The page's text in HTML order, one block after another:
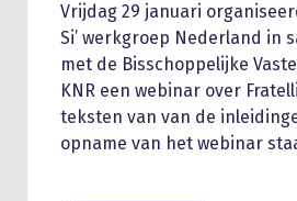
Vrijdag 29 januari
Si’ werkgroep Nederland in
met de Bisschoppelijke
KNR een webinar over
teksten van van de
opname van het webinar